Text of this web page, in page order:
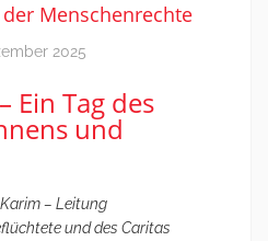
Menschenrechte
2025
Ein Tag des
und
– Leitung
und des Caritas